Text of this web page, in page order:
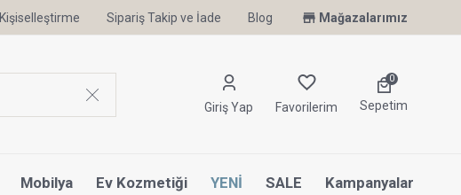
Kişiselleştirme Sipariş Takip ve İade Blog Mağazalarımız
Giriş Yap Favorilerim
0
Sepetim
Mobilya Ev Kozmetiği YENİ SALE Kampanyalar